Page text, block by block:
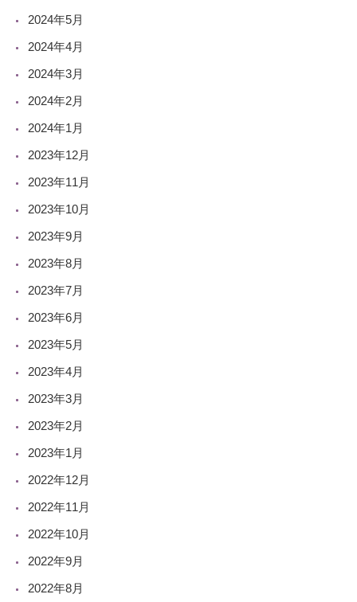
2024年5月
2024年4月
2024年3月
2024年2月
2024年1月
2023年12月
2023年11月
2023年10月
2023年9月
2023年8月
2023年7月
2023年6月
2023年5月
2023年4月
2023年3月
2023年2月
2023年1月
2022年12月
2022年11月
2022年10月
2022年9月
2022年8月